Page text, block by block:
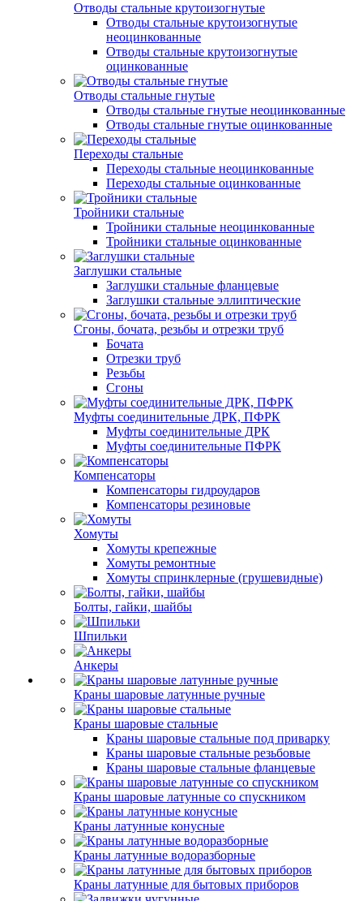
Отводы стальные крутоизогнутые
Отводы стальные крутоизогнутые
неоцинкованные
Отводы стальные крутоизогнутые
оцинкованные
Отводы стальные гнутые
Отводы стальные гнутые неоцинкованные
Отводы стальные гнутые оцинкованные
Переходы стальные
Переходы стальные неоцинкованные
Переходы стальные оцинкованные
Тройники стальные
Тройники стальные неоцинкованные
Тройники стальные оцинкованные
Заглушки стальные
Заглушки стальные фланцевые
Заглушки стальные эллиптические
Сгоны, бочата, резьбы и отрезки труб
Бочата
Отрезки труб
Резьбы
Сгоны
Муфты соединительные ДРК, ПФРК
Муфты соединительные ДРК
Муфты соединительные ПФРК
Компенсаторы
Компенсаторы гидроударов
Компенсаторы резиновые
Хомуты
Хомуты крепежные
Хомуты ремонтные
Хомуты спринклерные (грушевидные)
Болты, гайки, шайбы
Шпильки
Анкеры
Краны шаровые латунные ручные
Краны шаровые стальные
Краны шаровые стальные под приварку
Краны шаровые стальные резьбовые
Краны шаровые стальные фланцевые
Краны шаровые латунные со спускником
Краны латунные конусные
Краны латунные водоразборные
Краны латунные для бытовых приборов